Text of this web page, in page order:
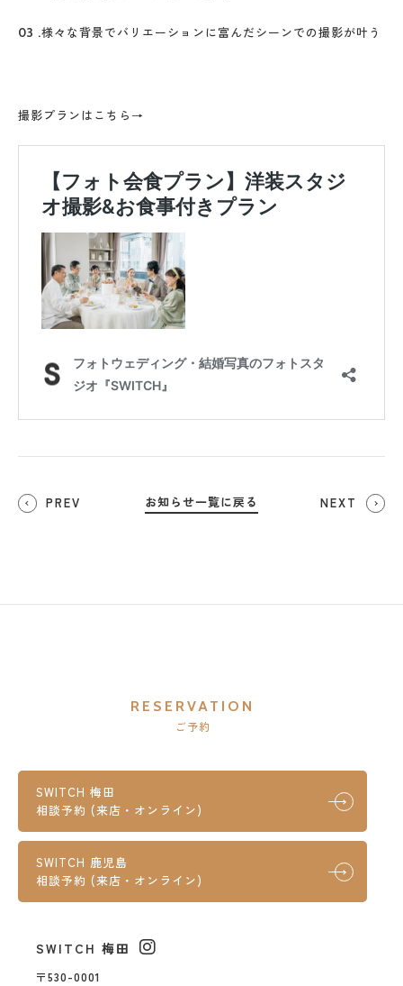
03 .様々な背景でバリエーションに富んだシーンでの撮影が叶う
撮影プランはこちら→
PREV お知らせ一覧に戻る NEXT
RESERVATION
ご予約
SWITCH 梅田
相談予約 (来店・オンライン)
SWITCH 鹿児島
相談予約 (来店・オンライン)
SWITCH 梅田
〒530-0001